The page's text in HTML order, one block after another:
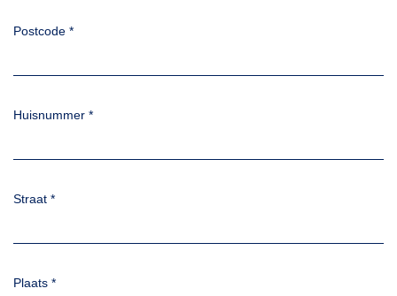
Postcode *
Huisnummer *
Straat *
Plaats *